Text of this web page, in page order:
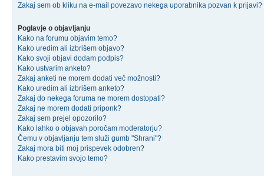
Zakaj sem ob kliku na e-mail povezavo nekega uporabnika pozvan k prijavi?
Poglavje o objavljanju
Kako na forumu objavim temo?
Kako uredim ali izbrišem objavo?
Kako svoji objavi dodam podpis?
Kako ustvarim anketo?
Zakaj anketi ne morem dodati več možnosti?
Kako uredim ali izbrišem anketo?
Zakaj do nekega foruma ne morem dostopati?
Zakaj ne morem dodati priponk?
Zakaj sem prejel opozorilo?
Kako lahko o objavah poročam moderatorju?
Čemu v objavljanju tem služi gumb "Shrani"?
Zakaj mora biti moj prispevek odobren?
Kako prestavim svojo temo?